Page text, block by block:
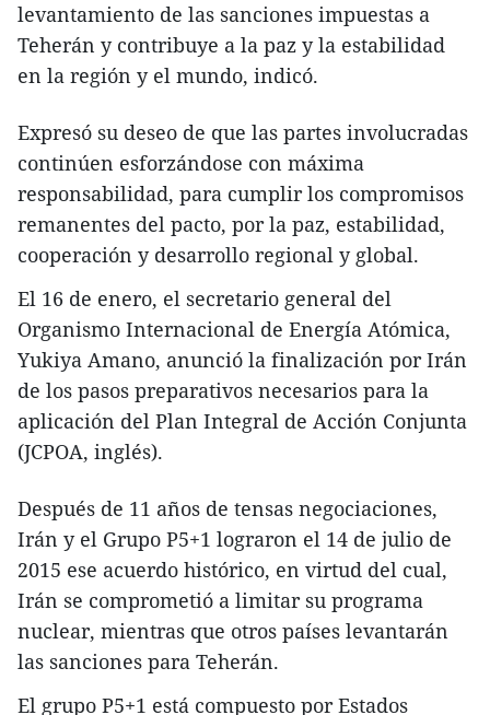
levantamiento de las sanciones impuestas a
Teherán y contribuye a la paz y la estabilidad
en la región y el mundo, indicó.
Expresó su deseo de que las partes involucradas
continúen esforzándose con máxima
responsabilidad, para cumplir los compromisos
remanentes del pacto, por la paz, estabilidad,
cooperación y desarrollo regional y global.
El 16 de enero, el secretario general del
Organismo Internacional de Energía Atómica,
Yukiya Amano, anunció la finalización por Irán
de los pasos preparativos necesarios para la
aplicación del Plan Integral de Acción Conjunta
(JCPOA, inglés).
Después de 11 años de tensas negociaciones,
Irán y el Grupo P5+1 lograron el 14 de julio de
2015 ese acuerdo histórico, en virtud del cual,
Irán se comprometió a limitar su programa
nuclear, mientras que otros países levantarán
las sanciones para Teherán.
El grupo P5+1 está compuesto por Estados